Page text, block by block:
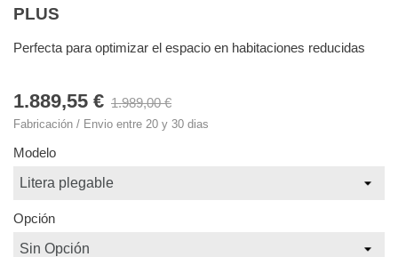
PLUS
Perfecta para optimizar el espacio en habitaciones reducidas
1.889,55 € 1.989,00 €
Fabricación / Envio entre 20 y 30 dias
Modelo
Opción